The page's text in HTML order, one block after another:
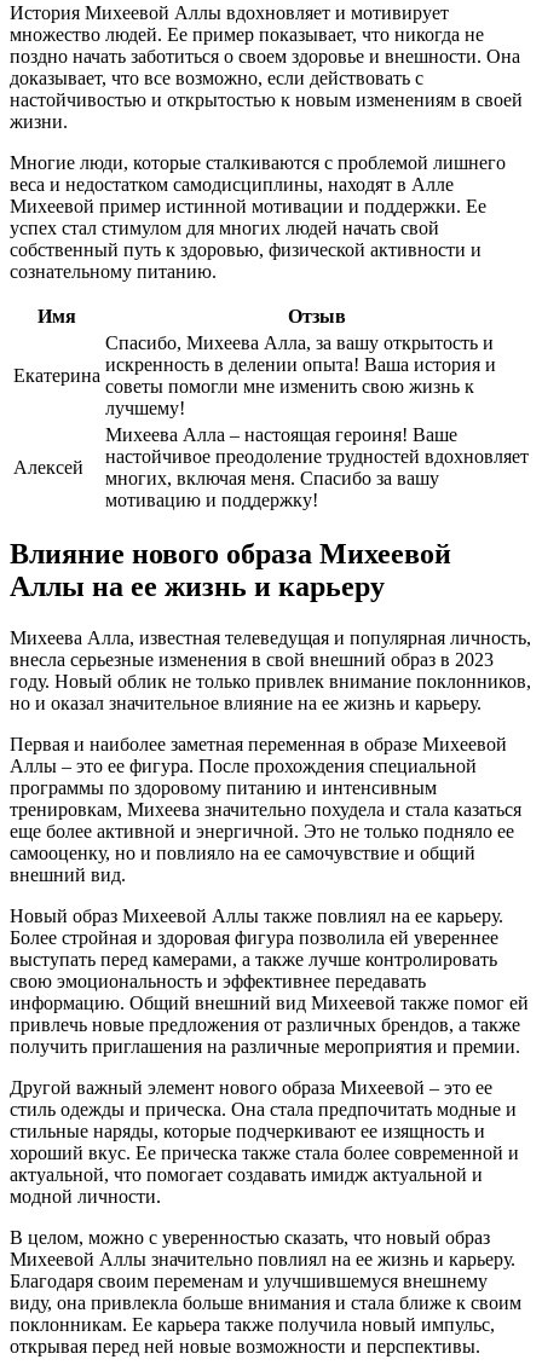
История Михеевой Аллы вдохновляет и мотивирует
множество людей. Ее пример показывает, что никогда не
поздно начать заботиться о своем здоровье и внешности. Она
доказывает, что все возможно, если действовать с
настойчивостью и открытостью к новым изменениям в своей
жизни.
Многие люди, которые сталкиваются с проблемой лишнего
веса и недостатком самодисциплины, находят в Алле
Михеевой пример истинной мотивации и поддержки. Ее
успех стал стимулом для многих людей начать свой
собственный путь к здоровью, физической активности и
сознательному питанию.
Имя Отзыв
Екатерина
Спасибо, Михеева Алла, за вашу открытость и
искренность в делении опыта! Ваша история и
советы помогли мне изменить свою жизнь к
лучшему!
Алексей
Михеева Алла – настоящая героиня! Ваше
настойчивое преодоление трудностей вдохновляет
многих, включая меня. Спасибо за вашу
мотивацию и поддержку!
Влияние нового образа Михеевой
Аллы на ее жизнь и карьеру
Михеева Алла, известная телеведущая и популярная личность,
внесла серьезные изменения в свой внешний образ в 2023
году. Новый облик не только привлек внимание поклонников,
но и оказал значительное влияние на ее жизнь и карьеру.
Первая и наиболее заметная переменная в образе Михеевой
Аллы – это ее фигура. После прохождения специальной
программы по здоровому питанию и интенсивным
тренировкам, Михеева значительно похудела и стала казаться
еще более активной и энергичной. Это не только подняло ее
самооценку, но и повлияло на ее самочувствие и общий
внешний вид.
Новый образ Михеевой Аллы также повлиял на ее карьеру.
Более стройная и здоровая фигура позволила ей увереннее
выступать перед камерами, а также лучше контролировать
свою эмоциональность и эффективнее передавать
информацию. Общий внешний вид Михеевой также помог ей
привлечь новые предложения от различных брендов, а также
получить приглашения на различные мероприятия и премии.
Другой важный элемент нового образа Михеевой – это ее
стиль одежды и прическа. Она стала предпочитать модные и
стильные наряды, которые подчеркивают ее изящность и
хороший вкус. Ее прическа также стала более современной и
актуальной, что помогает создавать имидж актуальной и
модной личности.
В целом, можно с уверенностью сказать, что новый образ
Михеевой Аллы значительно повлиял на ее жизнь и карьеру.
Благодаря своим переменам и улучшившемуся внешнему
виду, она привлекла больше внимания и стала ближе к своим
поклонникам. Ее карьера также получила новый импульс,
открывая перед ней новые возможности и перспективы.